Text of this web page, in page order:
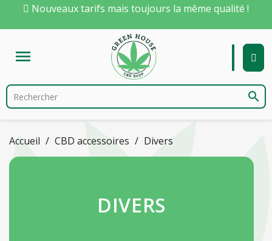
Nouveaux tarifs mais toujours la même qualité !

search
Accueil CBD accessoires Divers
DIVERS